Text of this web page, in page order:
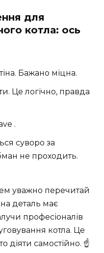
для
котла: ось
Бажано міцна.
Це логічно, правда
.
суворо за
не проходить.
уважно перечитай
деталь має
професіоналів
котла. Це
діяти самостійно. ☝️